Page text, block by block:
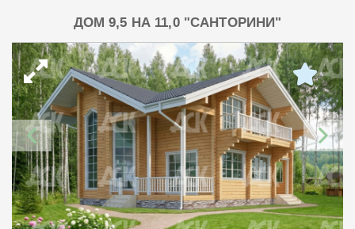
ДОМ 9,5 НА 11,0 "САНТОРИНИ"